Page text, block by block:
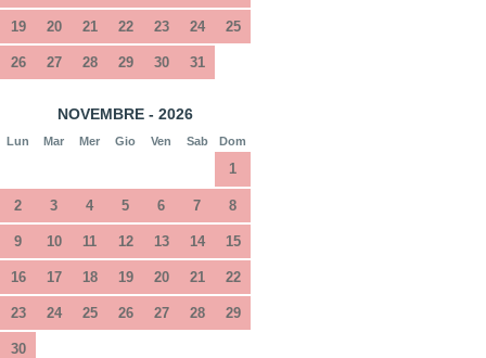
19 20 21 22 23 24 25
26 27 28 29 30 31
NOVEMBRE - 2026
Lun Mar Mer Gio Ven Sab Dom
1
2 3 4 5 6 7 8
9 10 11 12 13 14 15
16 17 18 19 20 21 22
23 24 25 26 27 28 29
30